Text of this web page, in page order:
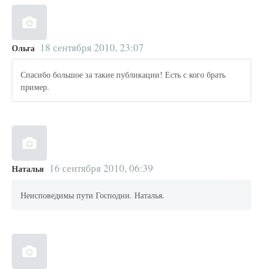
Ольга 18 сентября 2010, 23:07
Спасибо большое за такие публикации! Есть с кого брать
пример.
Наталья 16 сентября 2010, 06:39
Неисповедимы пути Господни. Наталья.